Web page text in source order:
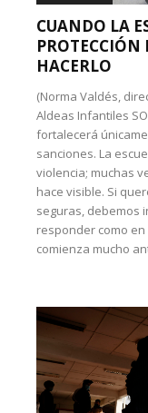
CUANDO LA
PROTECCIÓN
HACERLO
(Norma Valdés,
Aldeas Infantiles
fortalecerá
sanciones. La
violencia; muchas
hace visible. Si
seguras, debemos
responder como
comienza mucho